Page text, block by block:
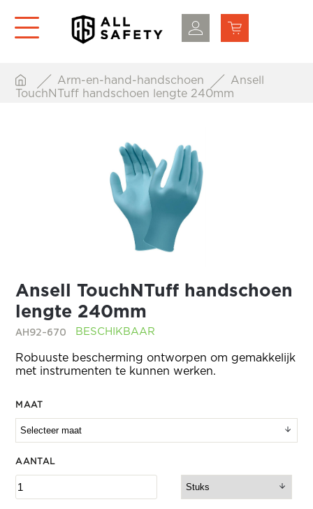
Arm-en-hand-handschoen
Ansell
TouchNTuff handschoen lengte 240mm
Ansell TouchNTuff handschoen
lengte 240mm
AH92-670 BESCHIKBAAR
Robuuste bescherming ontworpen om gemakkelijk
met instrumenten te kunnen werken.
MAAT
AANTAL